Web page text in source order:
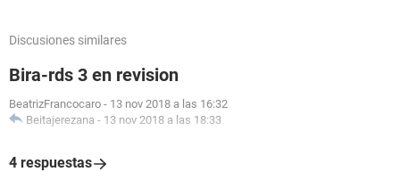
Discusiones similares
Bira-rds 3 en revision
BeatrizFrancocaro - 13 nov 2018 a las 16:32
Beitajerezana - 13 nov 2018 a las 18:33
4 respuestas